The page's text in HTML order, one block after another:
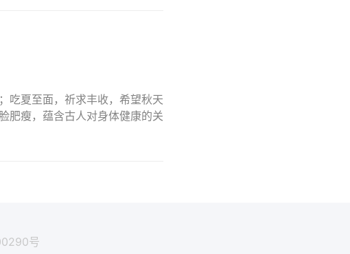
吃夏至面，祈求丰收，希望秋天
肥瘦，蕴含古人对身体健康的关
号